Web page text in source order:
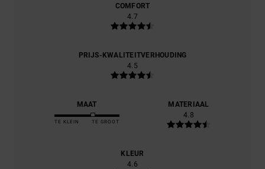
COMFORT
4.7
PRIJS-KWALITEITVERHOUDING
4.5
MAAT
TE KLEIN TE GROOT
MATERIAAL
4.8
KLEUR
4.6